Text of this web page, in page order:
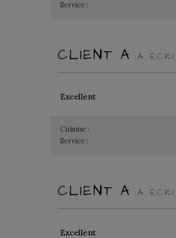
Service :
CLIENT A A
Excellent
Cuisine :
Service :
CLIENT A A
Excellent